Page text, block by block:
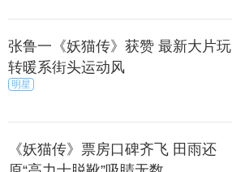
张鲁一《妖猫传》获赞 最新大片玩
转暖系街头运动风
明星
《妖猫传》票房口碑齐飞 田雨还